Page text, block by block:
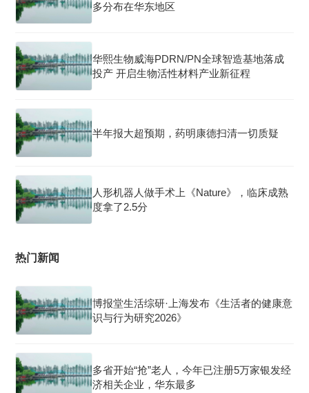
多分布在华东地区
华熙生物威海PDRN/PN全球智造基地落成
投产 开启生物活性材料产业新征程
半年报大超预期，药明康德扫清一切质疑
人形机器人做手术上《Nature》，临床成熟
度拿了2.5分
热门新闻
博报堂生活综研·上海发布《生活者的健康意
识与行为研究2026》
多省开始“抢”老人，今年已注册5万家银发经
济相关企业，华东最多